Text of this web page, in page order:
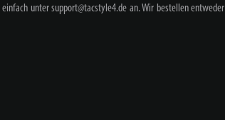
unter support@tacstyle4.de an. Wir bestellen entweder